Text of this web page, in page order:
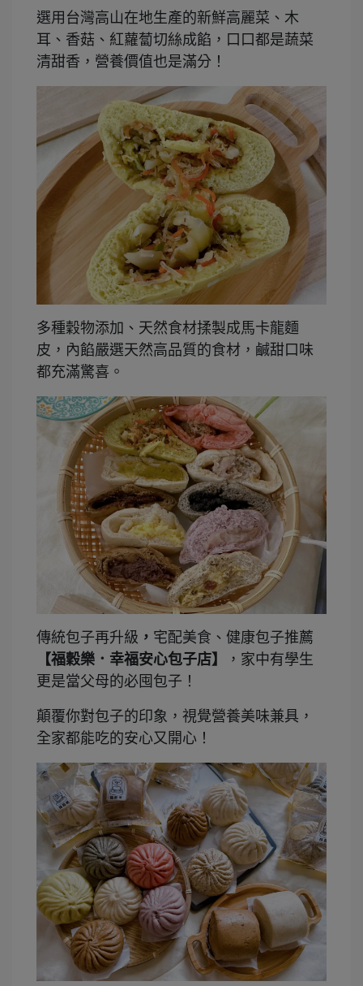
選用台灣高山在地生產的新鮮高麗菜、木
耳、香菇、紅蘿蔔切絲成餡，口口都是蔬菜
清甜香，營養價值也是滿分！
多種穀物添加、天然食材揉製成馬卡龍麵
皮，內餡嚴選天然高品質的食材，鹹甜口味
都充滿驚喜。
傳統包子再升級 ， 宅配美食、健康包子推薦
【福穀樂．幸福安心包子店】
，家中有學生
更是當父母的必囤包子！
顛覆你對包子的印象，視覺營養美味兼具，
全家都能吃的安心又開心！